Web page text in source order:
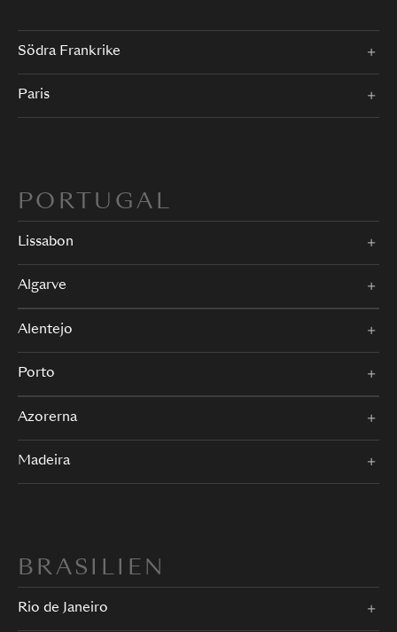
Södra Frankrike
Paris
PORTUGAL
Lissabon
Algarve
Alentejo
Porto
Azorerna
Madeira
BRASILIEN
Rio de Janeiro